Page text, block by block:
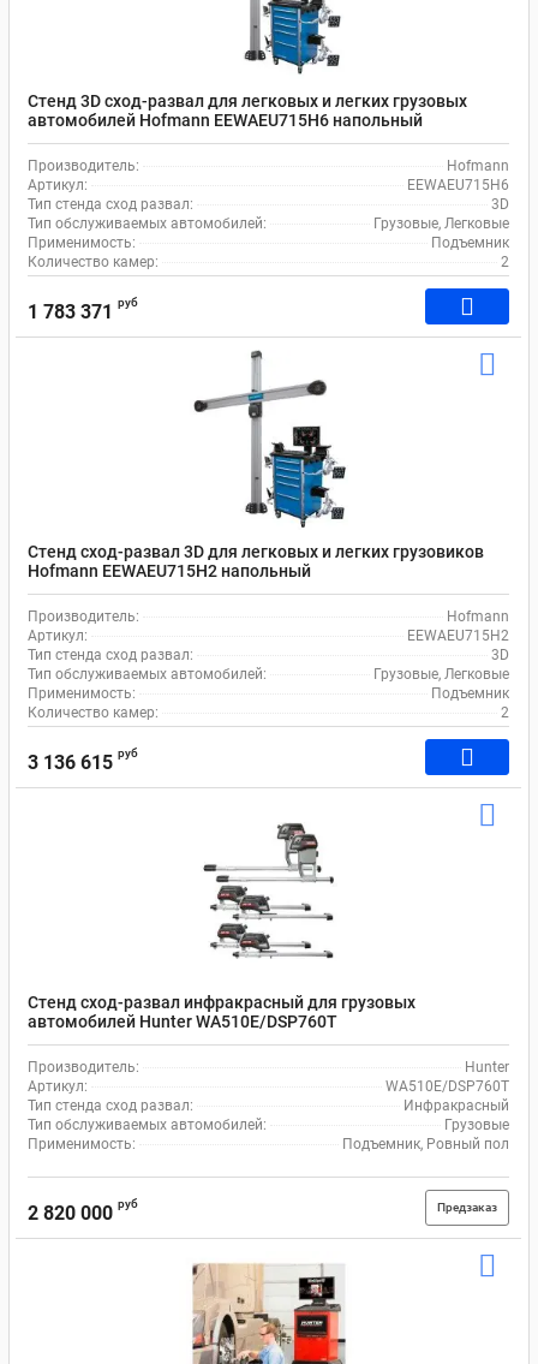
Стенд 3D сход-развал для легковых и легких грузовых
автомобилей Hofmann EEWAEU715H6 напольный
Производитель:
Hofmann
Артикул:
EEWAEU715H6
Тип стенда сход развал:
3D
Тип обслуживаемых автомобилей:
Грузовые, Легковые
Применимость:
Подъемник
Количество камер:
2
1 783 371 руб
Стенд сход-развал 3D для легковых и легких грузовиков
Hofmann EEWAEU715H2 напольный
Производитель:
Hofmann
Артикул:
EEWAEU715H2
Тип стенда сход развал:
3D
Тип обслуживаемых автомобилей:
Грузовые, Легковые
Применимость:
Подъемник
Количество камер:
2
3 136 615 руб
Стенд сход-развал инфракрасный для грузовых
автомобилей Hunter WA510E/DSP760T
Производитель:
Hunter
Артикул:
WA510E/DSP760T
Тип стенда сход развал:
Инфракрасный
Тип обслуживаемых автомобилей:
Грузовые
Применимость:
Подъемник, Ровный пол
2 820 000 руб Предзаказ